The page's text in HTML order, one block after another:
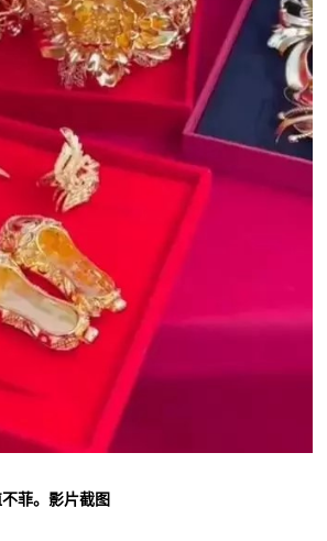
菲。影片截图